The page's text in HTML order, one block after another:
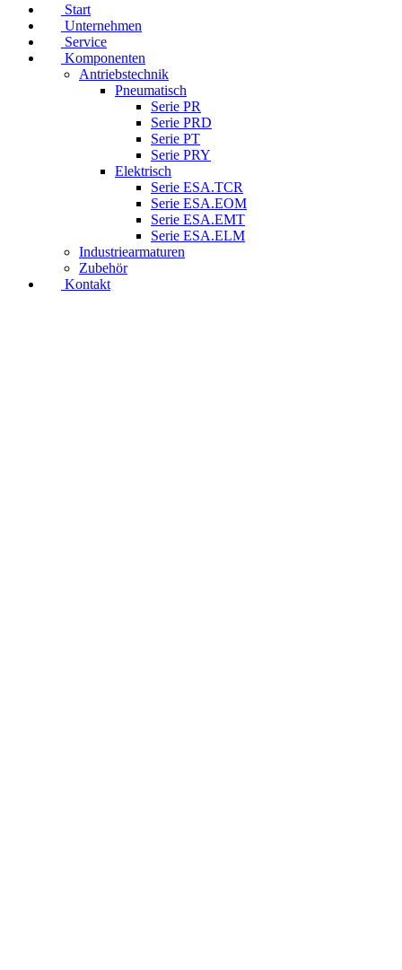
Start
Unternehmen
Service
Komponenten
Antriebstechnik
Pneumatisch
Serie PR
Serie PRD
Serie PT
Serie PRY
Elektrisch
Serie ESA.TCR
Serie ESA.EOM
Serie ESA.EMT
Serie ESA.ELM
Industriearmaturen
Zubehör
Kontakt